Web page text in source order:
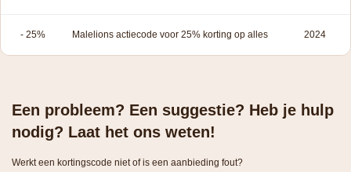
- 25% Malelions actiecode voor 25% korting op alles 2024
Een probleem? Een suggestie? Heb je hulp
nodig? Laat het ons weten!
Werkt een kortingscode niet of is een aanbieding fout?